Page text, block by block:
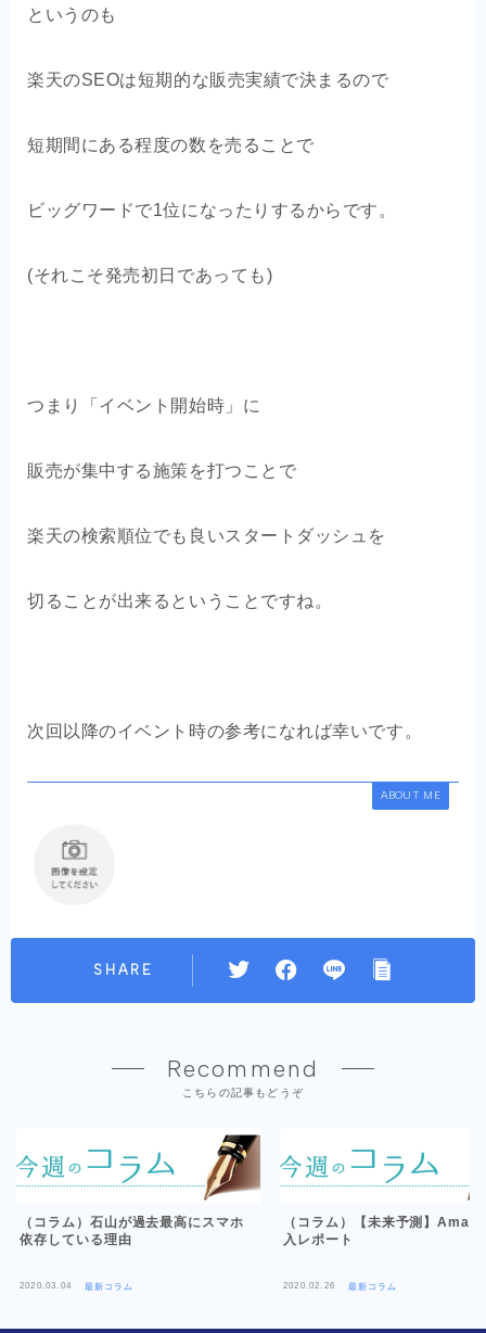
というのも
楽天のSEOは短期的な販売実績で決まるので
短期間にある程度の数を売ることで
ビッグワードで1位になったりするからです。
(それこそ発売初日であっても)
つまり「イベント開始時」に
販売が集中する施策を打つことで
楽天の検索順位でも良いスタートダッシュを
切ることが出来るということですね。
次回以降のイベント時の参考になれば幸いです。
ABOUT ME
SHARE
Recommend
こちらの記事もどうぞ
（コラム）石山が過去最高にスマホ
依存している理由
2020.03.04 最新コラム
（コラム）【未来予測】
入レポート
2020.02.26 最新コラム